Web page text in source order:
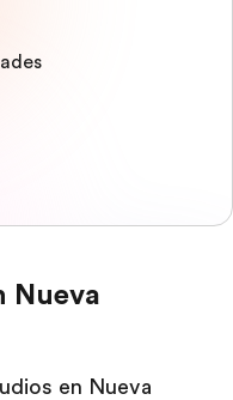
Nueva
en Nueva